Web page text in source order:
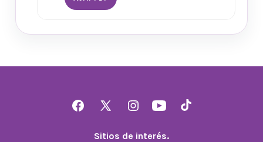
Abrir
Abrir
Abrir
Instagram
Abrir
YouTube
Abrir
Sitios de interés.